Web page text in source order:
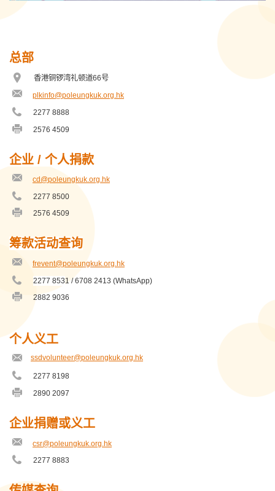
保良局廖烈正幼稚园
保良局建造商会学校
保良局张心瑜幼稚园
保良局张潘美意幼稚园
保良局彩颐居综合健康中心
保良局志豪小学
保良局思培基金教育服务中心
保良局方王换娣幼稚园
保良局方王锦全小学
保良局曹金霖夫人幼稚园
保良局曹金霖幼儿学习中心
保良局曾星如幼稚园
总部
地
址
香港铜锣湾礼顿道66号
电
邮
址
plkinfo@poleungkuk.org.hk
电
话
号
2277 8888
传
号
码
2576 4509
企业 / 个人捐款
电
邮
址
cd@poleungkuk.org.hk
电
话
2277 8500
传
号
码
2576 4509
筹款活动查询
电
邮
址
frevent@poleungkuk.org.hk
电
话
2277 8531 / 6708 2413 (WhatsApp)
传
码
2882 9036
个人义工
ssdvolunteer@poleungkuk.org.hk
电
话
号
2277 8198
传
号
码
2890 2097
企业捐赠或义工
电
邮
csr@poleungkuk.org.hk
电
号
2277 8883